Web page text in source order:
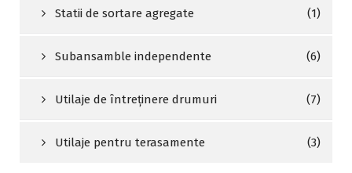
Statii de sortare agregate (1)
Subansamble independente (6)
Utilaje de întreținere drumuri (7)
Utilaje pentru terasamente (3)